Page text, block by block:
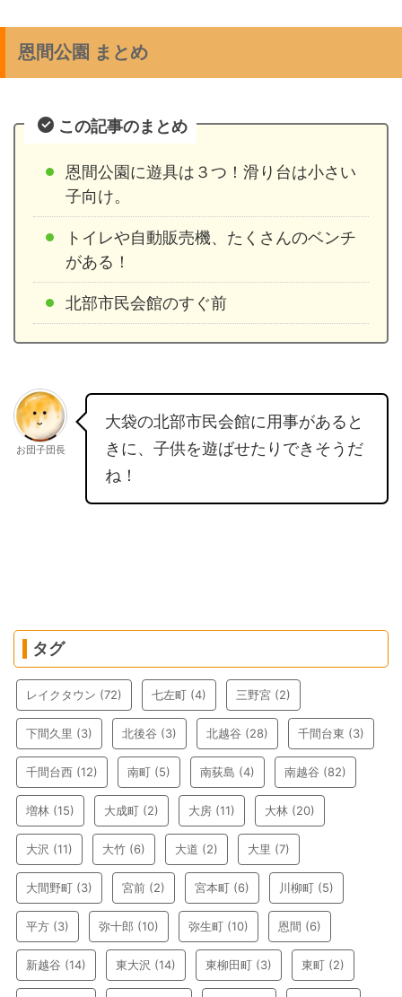
恩間公園 まとめ
この記事のまとめ
恩間公園に遊具は３つ！滑り台は小さい
子向け。
トイレや自動販売機、たくさんのベンチ
がある！
北部市民会館のすぐ前
お団子団長
大袋の北部市民会館に用事があると
きに、子供を遊ばせたりできそうだ
ね！
タグ
レイクタウン (72) 七左町 (4) 三野宮 (2)
下間久里 (3) 北後谷 (3) 北越谷 (28) 千間台東 (3)
千間台西 (12) 南町 (5) 南荻島 (4) 南越谷 (82)
増林 (15) 大成町 (2) 大房 (11) 大林 (20)
大沢 (11) 大竹 (6) 大道 (2) 大里 (7)
大間野町 (3) 宮前 (2) 宮本町 (6) 川柳町 (5)
平方 (3) 弥十郎 (10) 弥生町 (10) 恩間 (6)
新越谷 (14) 東大沢 (14) 東柳田町 (3) 東町 (2)